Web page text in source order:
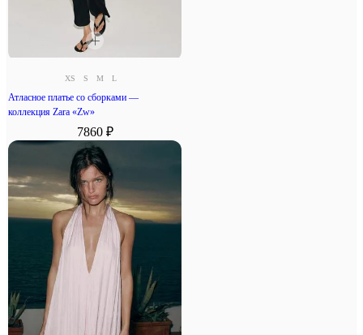
XS S M L
Атласное платье со сборками —
коллекция Zara «Zw»
7860 ₽